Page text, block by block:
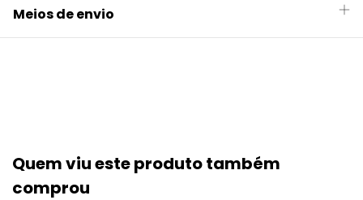
Meios de envio
Quem viu este produto também
comprou